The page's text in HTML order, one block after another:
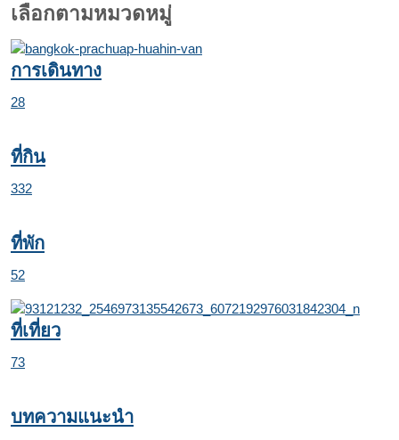
เลือกตามหมวดหมู่
การเดินทาง
28
ที่กิน
332
ที่พัก
52
ที่เที่ยว
73
บทความแนะนำ